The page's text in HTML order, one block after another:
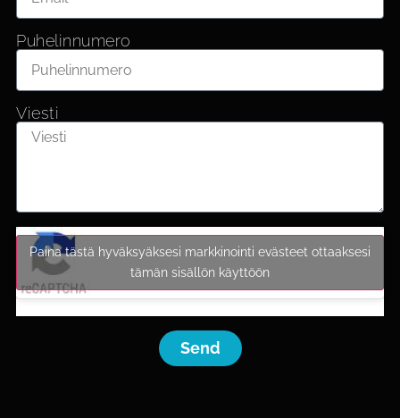
Puhelinnumero
Viesti
Paina tästä hyväksyäksesi markkinointi evästeet ottaaksesi
tämän sisällön käyttöön
Send